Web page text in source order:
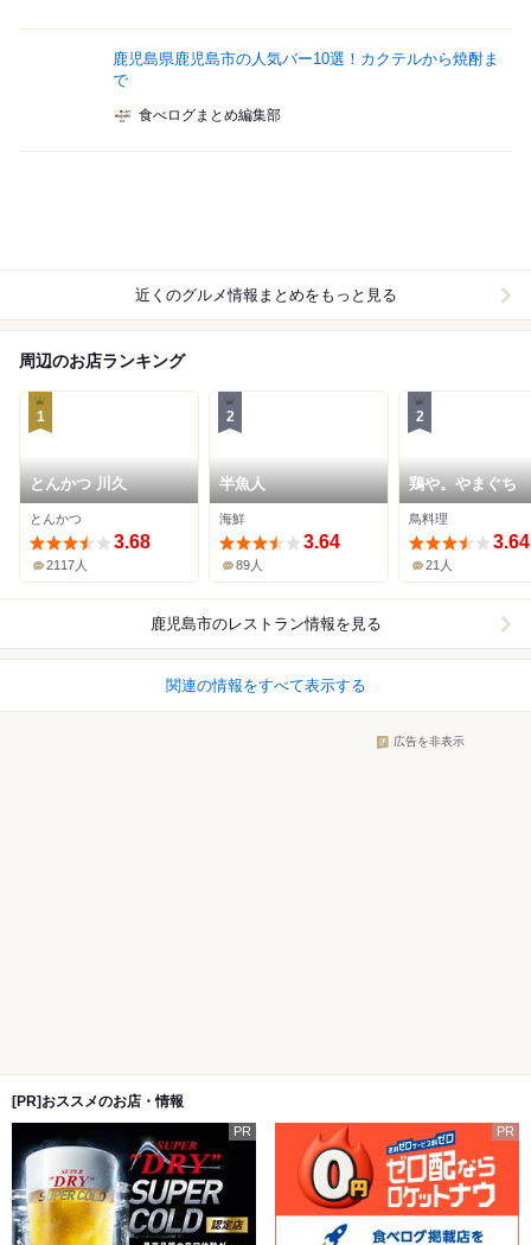
鹿児島県鹿児島市の人気バー10選！カクテルから焼酎ま
で
食べログまとめ編集部
近くのグルメ情報まとめをもっと見る
周辺のお店ランキング
1
とんかつ 川久
とんかつ
3.68
2117人
2
半魚人
海鮮
3.64
89人
2
鶏や。やまぐち
鳥料理
3.64
21人
鹿児島市のレストラン情報を見る
関連の情報をすべて表示する
広告を非表示
[PR]おススメのお店・情報
PR PR